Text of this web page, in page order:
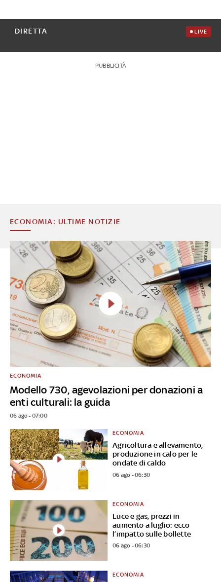
DIRETTA LIVE
PUBBLICITÀ
ECONOMIA: ULTIME NOTIZIE
Modello 730, agevolazioni per donazioni a
enti culturali: la guida
ECONOMIA
06 ago - 07:00
Agricoltura e allevamento,
produzione in calo per le
ondate di caldo
ECONOMIA
06 ago - 06:30
Luce e gas, prezzi in
aumento a luglio: ecco
l’impatto sulle bollette
ECONOMIA
06 ago - 06:30
ECONOMIA